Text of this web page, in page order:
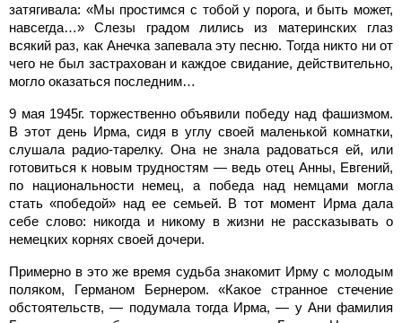
затягивала: «Мы простимся с тобой у порога, и быть может,
навсегда…» Слезы градом лились из материнских глаз
всякий раз, как Анечка запевала эту песню. Тогда никто ни от
чего не был застрахован и каждое свидание, действительно,
могло оказаться последним…
9 мая 1945г. торжественно объявили победу над фашизмом.
В этот день Ирма, сидя в углу своей маленькой комнатки,
слушала радио-тарелку. Она не знала радоваться ей, или
готовиться к новым трудностям — ведь отец Анны, Евгений,
по национальности немец, а победа над немцами могла
стать «победой» над ее семьей. В тот момент Ирма дала
себе слово: никогда и никому в жизни не рассказывать о
немецких корнях своей дочери.
Примерно в это же время судьба знакомит Ирму с молодым
поляком, Германом Бернером. «Какое странное стечение
обстоятельств, — подумала тогда Ирма, — у Ани фамилия